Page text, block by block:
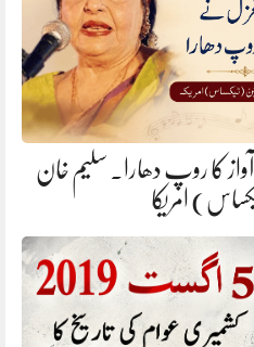
کا روپ دھارا. سلیم خان
امریکا